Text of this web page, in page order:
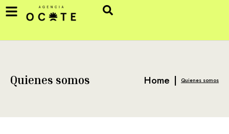
Quienes somos Home | Quienes somos